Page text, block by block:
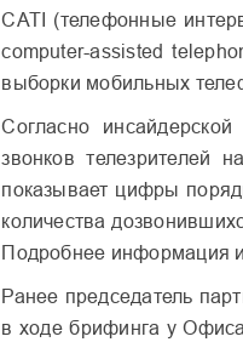
CATI (телефонные
computer-assisted
выборки мобильных
Согласно инсайдерской
звонков
показывает цифры
количества
Подробнее информация
Ранее председатель
в ходе брифинга у